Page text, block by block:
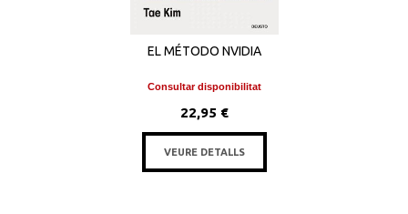
EL MÉTODO NVIDIA
Consultar disponibilitat
22,95 €
VEURE DETALLS